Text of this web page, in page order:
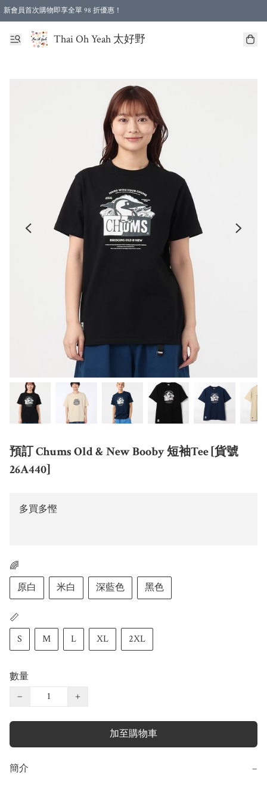
新會員首次購物即享全單 98 折優惠！
特選會員可享全單低至 96 折優惠！
Thai Oh Yeah 太好野
預訂 Chums Old & New Booby 短袖Tee [貨號
26A440]
多買多慳
🌈
原白
米白 深藍色 黑色
📏
S
M L XL 2XL
數量
−
+
加至購物車
簡介 −